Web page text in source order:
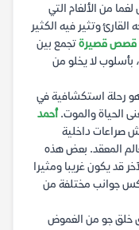
من الألغام التي
القارئ وتثير فيه الكثير
قصص قصيرةتجمع بين
بأسلوب لا يخلو من
رحلة استكشافية في
الحياة والموت.أحمد
صراعات داخلية
المعقد. بعض هذه
قد يكون غريبا ومثيرا
جوانب مختلفة من
خلق جو من الغموض